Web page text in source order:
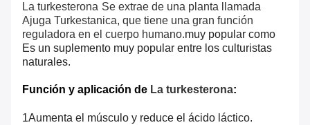
La turkesterona Se extrae de una planta llamada
Ajuga Turkestanica, que tiene una gran función
reguladora en el cuerpo humano.muy popular como
Es un suplemento muy popular entre los culturistas
naturales.
Función y aplicación de La turkesterona:
1Aumenta el músculo y reduce el ácido láctico.